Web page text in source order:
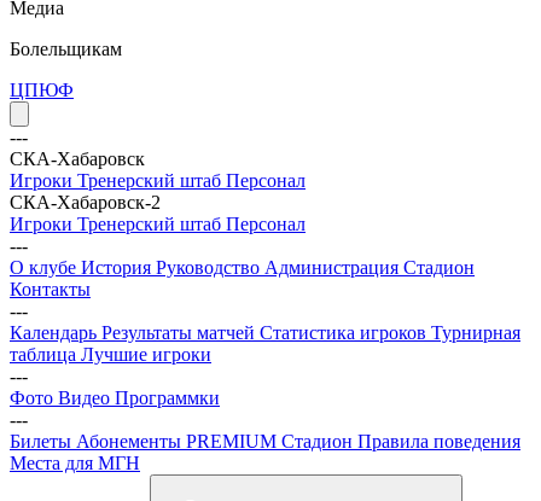
Медиа
Болельщикам
ЦПЮФ
---
СКА-Хабаровск
Игроки Тренерский штаб Персонал
СКА-Хабаровск-2
Игроки Тренерский штаб Персонал
---
О клубе История Руководство Администрация Стадион
Контакты
---
Календарь Результаты матчей Статистика игроков Турнирная
таблица Лучшие игроки
---
Фото Видео Программки
---
Билеты Абонементы PREMIUM Стадион Правила поведения
Места для МГН